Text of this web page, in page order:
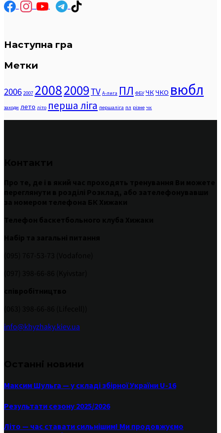
Наступна гра
Метки
2006 2007 20082009TV А-лига ПЛ ФБУ ЧКЧКО вюбл
заходи лето літо перша ліга першаліга пл різне чк
info@khyzhaky.kiev.ua
Максим Шульга — у складі збірної України U-16
Результати сезону 2025/2026
Літо — час ставати сильнішим! Ми продовжуємо